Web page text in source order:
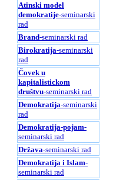
Atinski model
demokratije-seminarski
rad
Brand-seminarski rad
Birokratija-seminarski
rad
Čovek u
kapitalistickom
društvu-seminarski rad
Demokratija-seminarski
rad
Demokratija-pojam-
seminarski rad
Država-seminarski rad
Demokratija i Islam-
seminarski rad